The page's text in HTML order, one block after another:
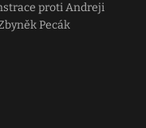
proti Andreji
Pecák